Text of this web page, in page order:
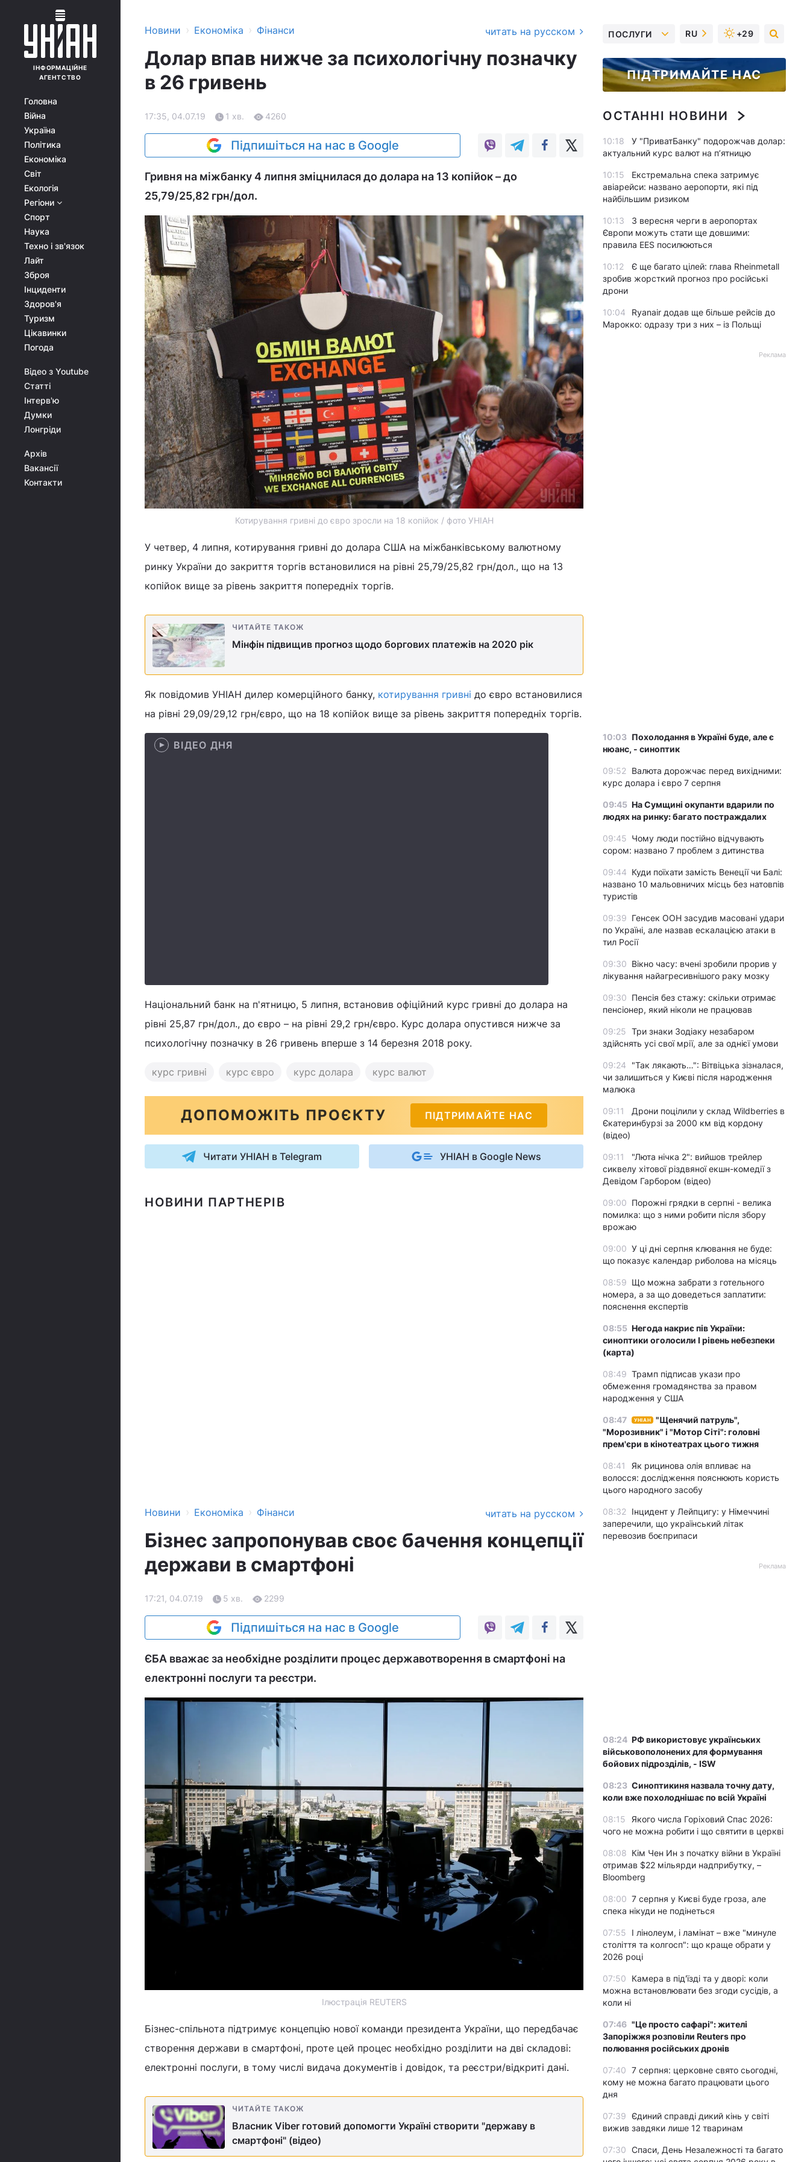
ІНФОРМАЦІЙНЕ
АГЕНТСТВО
Головна
Війна
Україна
Політика
Економіка
Світ
Екологія
Регіони
Спорт
Наука
Техно і зв'язок
Лайт
Зброя
Інциденти
Здоров'я
Туризм
Цікавинки
Погода
Відео з Youtube
Статті
Інтерв'ю
Думки
Лонгріди
Архів
Вакансії
Контакти
Новини › Економіка › Фінанси читать на русском
Долар впав нижче за психологічну позначку
в 26 гривень
17:35, 04.07.19 1 хв. 4260
Підпишіться на нас в Google
Гривня на міжбанку 4 липня зміцнилася до долара на 13 копійок – до
25,79/25,82 грн/дол.
Котирування гривні до євро зросли на 18 копійок / фото УНІАН
У четвер, 4 липня, котирування гривні до долара США на міжбанківському валютному
ринку України до закриття торгів встановилися на рівні 25,79/25,82 грн/дол., що на 13
копійок вище за рівень закриття попередніх торгів.
ЧИТАЙТЕ ТАКОЖ
Мінфін підвищив прогноз щодо боргових платежів на 2020 рік
Як повідомив УНІАН дилер комерційного банку, котирування гривні до євро встановилися
на рівні 29,09/29,12 грн/євро, що на 18 копійок вище за рівень закриття попередніх торгів.
ВІДЕО ДНЯ
Національний банк на п'ятницю, 5 липня, встановив офіційний курс гривні до долара на
рівні 25,87 грн/дол., до євро – на рівні 29,2 грн/євро. Курс долара опустився нижче за
психологічну позначку в 26 гривень вперше з 14 березня 2018 року.
курс гривні курс євро курс долара курс валют
ДОПОМОЖІТЬ ПРОЄКТУ ПІДТРИМАЙТЕ НАС
Читати УНІАН в Telegram УНІАН в Google News
НОВИНИ ПАРТНЕРІВ
Новини › Економіка › Фінанси читать на русском
Бізнес запропонував своє бачення концепції
держави в смартфоні
17:21, 04.07.19 5 хв. 2299
Підпишіться на нас в Google
ЄБА вважає за необхідне розділити процес державотворення в смартфоні на
електронні послуги та реєстри.
Ілюстрація REUTERS
Бізнес-спільнота підтримує концепцію нової команди президента України, що передбачає
створення держави в смартфоні, проте цей процес необхідно розділити на дві складові:
електронні послуги, в тому числі видача документів і довідок, та реєстри/відкриті дані.
ЧИТАЙТЕ ТАКОЖ
Власник Viber готовий допомогти Україні створити "державу в
смартфоні" (відео)
ПОСЛУГИ RU +29
ПІДТРИМАЙТЕ НАС
ОСТАННІ НОВИНИ
10:18
У "ПриватБанку" подорожчав долар:
актуальний курс валют на п’ятницю
10:15
Екстремальна спека затримує
авіарейси: названо аеропорти, які під
найбільшим ризиком
10:13
З вересня черги в аеропортах
Європи можуть стати ще довшими:
правила EES посилюються
10:12
Є ще багато цілей: глава Rheinmetall
зробив жорсткий прогноз про російські
дрони
10:04
Ryanair додав ще більше рейсів до
Марокко: одразу три з них – із Польщі
Реклама
10:03 Похолодання в Україні буде, але є
нюанс, - синоптик
09:52
Валюта дорожчає перед вихідними:
курс долара і євро 7 серпня
09:45 На Сумщині окупанти вдарили по
людях на ринку: багато постраждалих
09:45 Чому люди постійно відчувають
сором: названо 7 проблем з дитинства
09:44 Куди поїхати замість Венеції чи Балі:
названо 10 мальовничих місць без натовпів
туристів
09:39 Генсек ООН засудив масовані удари
по Україні, але назвав ескалацією атаки в
тил Росії
09:30 Вікно часу: вчені зробили прорив у
лікування найагресивнішого раку мозку
09:30 Пенсія без стажу: скільки отримає
пенсіонер, який ніколи не працював
09:25 Три знаки Зодіаку незабаром
здійснять усі свої мрії, але за однієї умови
09:24
"Так лякають…": Вітвіцька зізналася,
чи залишиться у Києві після народження
малюка
09:11
Дрони поцілили у склад Wildberries в
Єкатеринбурзі за 2000 км від кордону
(відео)
09:11
"Люта нічка 2": вийшов трейлер
сиквелу хітової різдвяної екшн-комедії з
Девідом Гарбором (відео)
09:00 Порожні грядки в серпні - велика
помилка: що з ними робити після збору
врожаю
09:00 У ці дні серпня клювання не буде:
що показує календар риболова на місяць
08:59 Що можна забрати з готельного
номера, а за що доведеться заплатити:
пояснення експертів
08:55 Негода накриє пів України:
синоптики оголосили І рівень небезпеки
(карта)
08:49 Трамп підписав укази про
обмеження громадянства за правом
народження у США
08:47 УНІАН
"Щенячий патруль",
"Морозивник" і "Мотор Сіті": головні
прем'єри в кінотеатрах цього тижня
08:41
Як рицинова олія впливає на
волосся: дослідження пояснюють користь
цього народного засобу
08:32
Інцидент у Лейпцигу: у Німеччині
заперечили, що український літак
перевозив боєприпаси
Реклама
08:24 РФ використовує українських
військовополонених для формування
бойових підрозділів, - ISW
08:23 Синоптикиня назвала точну дату,
коли вже похолоднішає по всій Україні
08:15
Якого числа Горіховий Спас 2026:
чого не можна робити і що святити в церкві
08:08 Кім Чен Ин з початку війни в Україні
отримав $22 мільярди надприбутку, –
Bloomberg
08:00 7 серпня у Києві буде гроза, але
спека нікуди не подінеться
07:55
І лінолеум, і ламінат – вже "минуле
століття та колгосп": що краще обрати у
2026 році
07:50
Камера в під'їзді та у дворі: коли
можна встановлювати без згоди сусідів, а
коли ні
07:46 "Це просто сафарі": жителі
Запоріжжя розповіли Reuters про
полювання російських дронів
07:40 7 серпня: церковне свято сьогодні,
кому не можна багато працювати цього
дня
07:39 Єдиний справді дикий кінь у світі
вижив завдяки лише 12 тваринам
07:30 Спаси, День Незалежності та багато